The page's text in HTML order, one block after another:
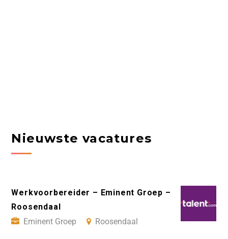
Nieuwste vacatures
Werkvoorbereider – Eminent Groep –
Roosendaal
Eminent Groep
Roosendaal